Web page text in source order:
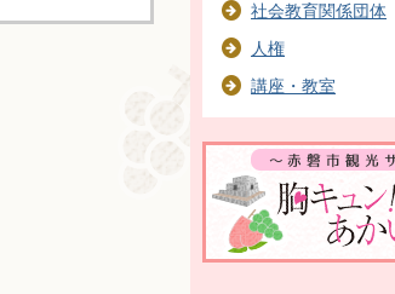
社会教育関係団体
人権
講座・教室